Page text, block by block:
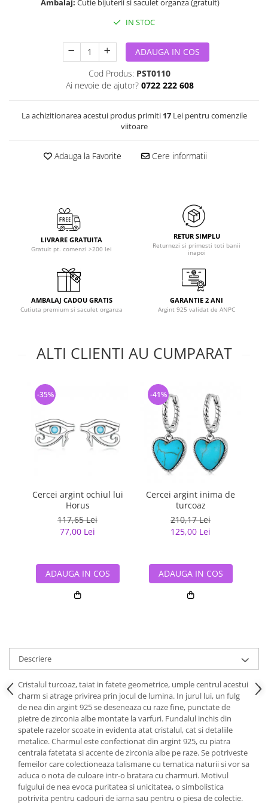
Ambalaj: Cutie bijuterii si saculet organza (gratuit)
IN STOC
ADAUGA IN COS
Cod Produs: PST0110
Ai nevoie de ajutor? 0722 222 608
La achizitionarea acestui produs primiti 17Lei pentru comenzile
viitoare
Adauga la Favorite Cere informatii
LIVRARE GRATUITA
Gratuit pt. comenzi >200 lei
RETUR SIMPLU
Returnezi si primesti toti banii
inapoi
AMBALAJ CADOU GRATIS
Cutiuta premium si saculet organza
GARANTIE 2 ANI
Argint 925 validat de ANPC
ALTI CLIENTI AU CUMPARAT
Cercei argint ochiul lui
Horus
117,65 Lei
77,00 Lei
-35%
ADAUGA IN COS
Cercei argint inima de
turcoaz
210,17 Lei
125,00 Lei
-41%
ADAUGA IN COS
Descriere
Cristalul turcoaz, taiat in fatete geometrice, umple centrul acestui
charm si atrage privirea prin jocul de lumina. In jurul lui, un fulg
de nea din argint 925 se deseneaza cu raze fine, punctate de
pietre de zirconia albe montate la varfuri. Fundalul inchis din
spatele razelor scoate in evidenta atat cristalul, cat si detaliile
metalice. Charmul este confectionat din argint 925, cu piatra
centrala fatetata si accente de zirconia albe pe raze. Se potriveste
femeilor care colectioneaza talismane cu tematica naturii si vor sa
aduca o nota de culoare intr-o bratara cu charmuri. Motivul
fulgului de nea evoca puritatea si unicitatea, o simbolistica
potrivita pentru cadouri de iarna sau pentru o piesa de colectie.